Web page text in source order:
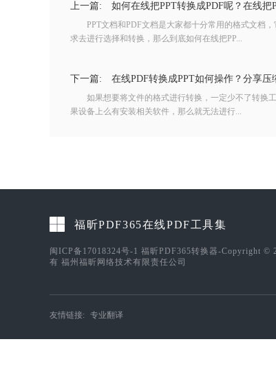
上一篇: 如何在线把PPT转换成PDF呢？在线把
PPT文档和PDF文档是大家都十分常用的格式文档，
求去进行选择和转换，那么到底如何在线把PP...
下一篇: 在线PDF转换成PPT如何操作？分享压
如果想要将文件的格式进行转换，一定少不了转换
果设备上么有安装相关软件，那么就无法进行...
福昕PDF365在线PDF工具集
闽ICP备17018324号-1 福昕PDF365转换器-Copyright ©
有 福州福昕网络技术有限责任公司
友情链接: 专业翻译